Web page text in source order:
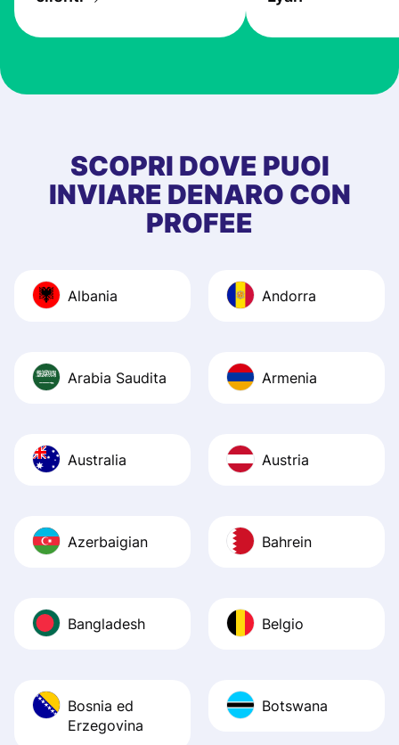
the exchange
at Profee is very
first started
app, and they
quick to provide
Recommend it!
SCOPRI DOVE PUOI
INVIARE DENARO CON
PROFEE
Albania Andorra
Arabia Saudita Armenia
Australia Austria
Azerbaigian Bahrein
Bangladesh Belgio
Bosnia ed
Erzegovina
Botswana